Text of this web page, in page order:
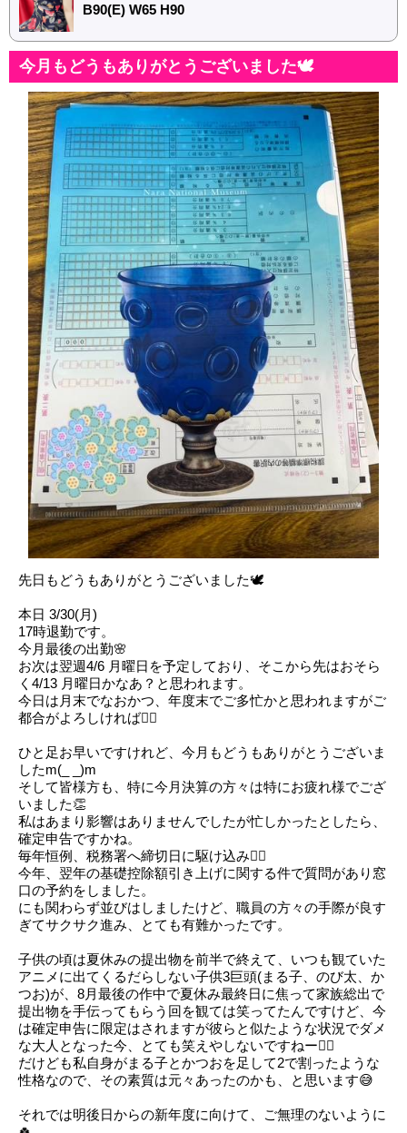
B90(E) W65 H90
今月もどうもありがとうございました🕊️
先日もどうもありがとうございました🕊️
本日 3/30(月)
17時退勤です。
今月最後の出勤🌸
お次は翌週4/6 月曜日を予定しており、そこから先はおそら
く4/13 月曜日かなあ？と思われます。
今日は月末でなおかつ、年度末でご多忙かと思われますがご
都合がよろしければ🙇‍♂️
ひと足お早いですけれど、今月もどうもありがとうございま
したm(_ _)m
そして皆様方も、特に今月決算の方々は特にお疲れ様でござ
いました👏
私はあまり影響はありませんでしたが忙しかったとしたら、
確定申告ですかね。
毎年恒例、税務署へ締切日に駆け込み🏃‍♂️
今年、翌年の基礎控除額引き上げに関する件で質問があり窓
口の予約をしました。
にも関わらず並びはしましたけど、職員の方々の手際が良す
ぎてサクサク進み、とても有難かったです。
子供の頃は夏休みの提出物を前半で終えて、いつも観ていた
アニメに出てくるだらしない子供3巨頭(まる子、のび太、か
つお)が、8月最後の作中で夏休み最終日に焦って家族総出で
提出物を手伝ってもらう回を観ては笑ってたんですけど、今
は確定申告に限定はされますが彼らと似たような状況でダメ
な大人となった今、とても笑えやしないですねー😵‍💫
だけども私自身がまる子とかつおを足して2で割ったような
性格なので、その素質は元々あったのかも、と思います😅
それでは明後日からの新年度に向けて、ご無理のないように